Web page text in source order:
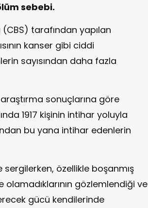
sebebi.
tarafından yapılan
kanser gibi ciddi
sayısından daha fazla
sonuçlarına göre
1917 kişinin intihar yoluyla
bu yana intihar edenlerin
özellikle boşanmış
gözlemlendiği ve
gücü kendilerinde